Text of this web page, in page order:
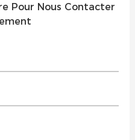
Pour Nous Contacter